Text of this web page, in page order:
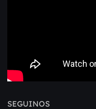
SEGUINOS